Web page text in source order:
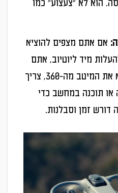
הוא לא "צעצוע" כמו
אם אתם מצפים להוציא
מיד ליוטיוב, אתם
תתאכזבו. כדי להוציא את המיטב מה-360, צריך
או תוכנה במחשב כדי
דורש זמן וסבלנות.